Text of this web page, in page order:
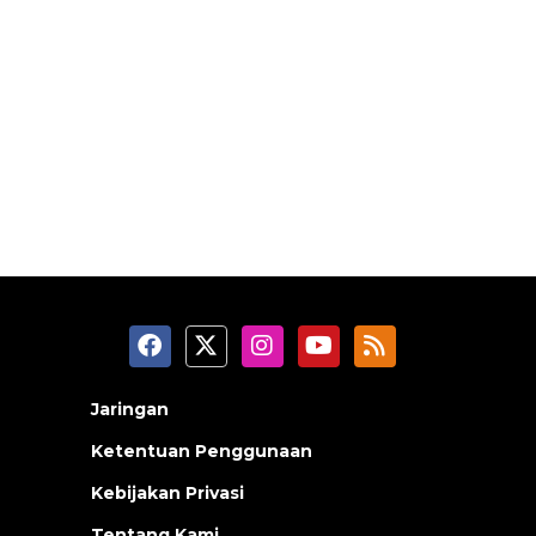
Jaringan
Ketentuan Penggunaan
Kebijakan Privasi